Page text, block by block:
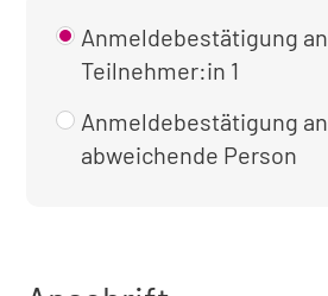
Anmeldebestätigung an
Teilnehmer:in 1
Anmeldebestätigung an
abweichende Person